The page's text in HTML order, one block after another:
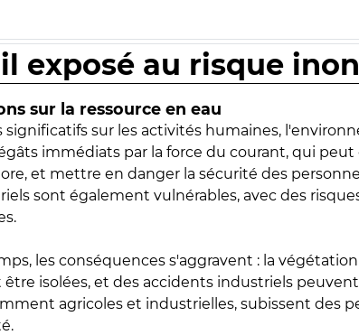
exposé au risque
sur la ressource en eau
sur les activités humaines,
immédiats par la force du courant, qui peut
et mettre en danger la sécurité des
sont également vulnérables, avec des
les conséquences s'aggravent : la
isolées, et des accidents industriels
agricoles et industrielles, subissent des